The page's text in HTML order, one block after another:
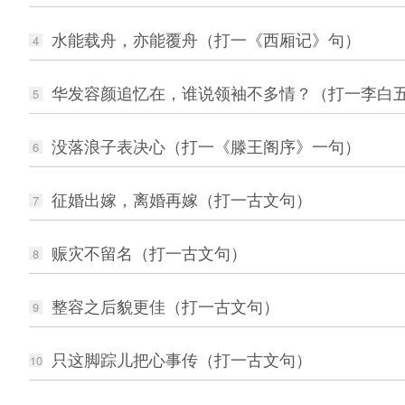
4 水能载舟，亦能覆舟（打一《西厢记》句）
5 华发容颜追忆在，谁说领袖不多情？（打一李白
6 没落浪子表决心（打一《滕王阁序》一句）
7 征婚出嫁，离婚再嫁（打一古文句）
8 赈灾不留名（打一古文句）
9 整容之后貌更佳（打一古文句）
10 只这脚踪儿把心事传（打一古文句）